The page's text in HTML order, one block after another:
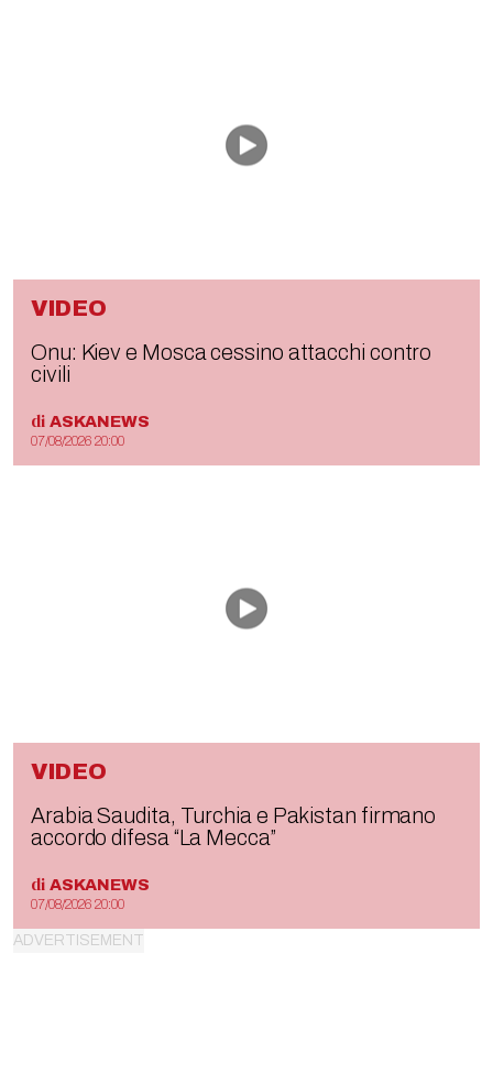
VIDEO
Onu: Kiev e Mosca cessino attacchi contro
civili
di ASKANEWS
07/08/2026 20:00
VIDEO
Arabia Saudita, Turchia e Pakistan firmano
accordo difesa “La Mecca”
di ASKANEWS
07/08/2026 20:00